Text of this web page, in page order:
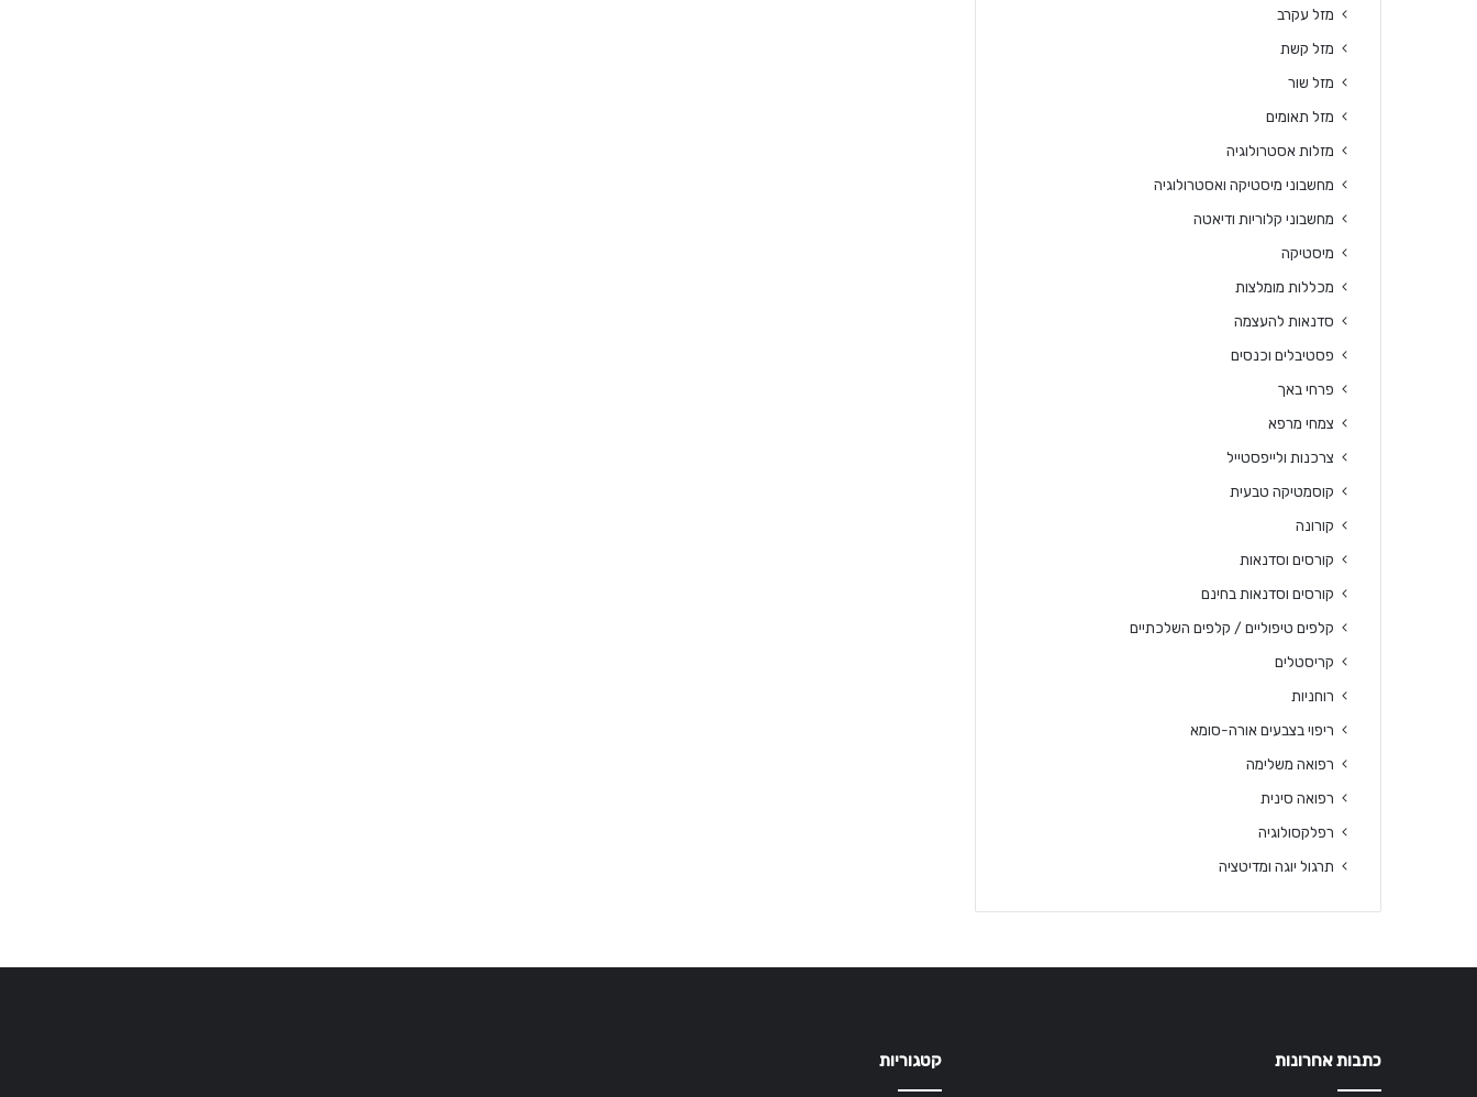
מזל עקרב
מזל קשת
מזל שור
מזל תאומים
מזלות אסטרולוגיה
מחשבוני מיסטיקה ואסטרולוגיה
מחשבוני קלוריות ודיאטה
מיסטיקה
מכללות מומלצות
סדנאות להעצמה
פסטיבלים וכנסים
פרחי באך
צמחי מרפא
צרכנות ולייפסטייל
קוסמטיקה טבעית
קורונה
קורסים וסדנאות
קורסים וסדנאות בחינם
קלפים טיפוליים / קלפים השלכתיים
קריסטלים
רוחניות
ריפוי בצבעים אורה-סומא
רפואה משלימה
רפואה סינית
רפלקסולוגיה
תרגול יוגה ומדיטציה
כתבות אחרונות קטגוריות